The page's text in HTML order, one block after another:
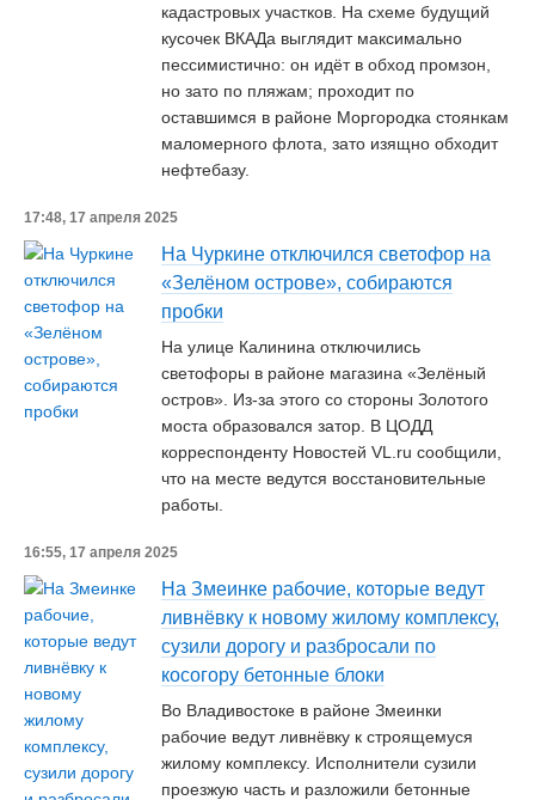
кадастровых участков. На схеме будущий
кусочек ВКАДа выглядит максимально
пессимистично: он идёт в обход промзон,
но зато по пляжам; проходит по
оставшимся в районе Моргородка стоянкам
маломерного флота, зато изящно обходит
нефтебазу.
17:48, 17 апреля 2025
На Чуркине отключился светофор на
«Зелёном острове», собираются
пробки
На улице Калинина отключились
светофоры в районе магазина «Зелёный
остров». Из-за этого со стороны Золотого
моста образовался затор. В ЦОДД
корреспонденту Новостей VL.ru сообщили,
что на месте ведутся восстановительные
работы.
16:55, 17 апреля 2025
На Змеинке рабочие, которые ведут
ливнёвку к новому жилому комплексу,
сузили дорогу и разбросали по
косогору бетонные блоки
Во Владивостоке в районе Змеинки
рабочие ведут ливнёвку к строящемуся
жилому комплексу. Исполнители сузили
проезжую часть и разложили бетонные